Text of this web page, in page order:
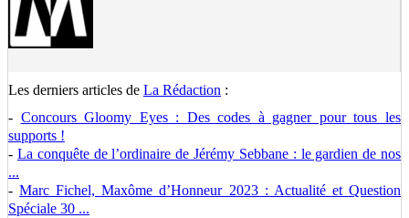
Les derniers articles de La Rédaction :
- Concours Gloomy Eyes : Des codes à gagner pour tous les
supports !
- La conquête de l’ordinaire de Jérémy Sebbane : le gardien de nos
...
-Marc Fichel, Maxôme d’Honneur 2023 : Actualité et Question
Spéciale 30 ...